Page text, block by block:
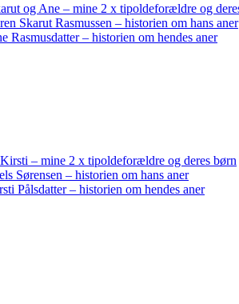
og Ane – mine 2 x tipoldeforældre og
Skarut Rasmussen – historien om hans aner
Rasmusdatter – historien om hendes aner
– mine 2 x tipoldeforældre og deres børn
Sørensen – historien om hans aner
Pålsdatter – historien om hendes aner